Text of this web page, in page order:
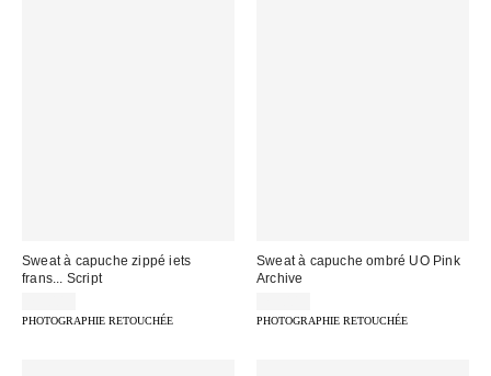
Sweat à capuche zippé iets
frans... Script
PHOTOGRAPHIE RETOUCHÉE
Sweat à capuche ombré UO Pink
Archive
PHOTOGRAPHIE RETOUCHÉE